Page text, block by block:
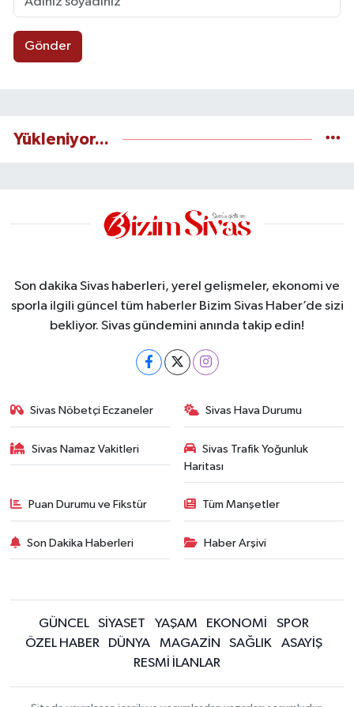
Gönder
Yükleniyor...
Son dakika Sivas haberleri, yerel gelişmeler, ekonomi ve
sporla ilgili güncel tüm haberler Bizim Sivas Haber’de sizi
bekliyor. Sivas gündemini anında takip edin!
Sivas Nöbetçi Eczaneler Sivas Hava Durumu
Sivas Namaz Vakitleri
Sivas Trafik Yoğunluk
Haritası
Puan Durumu ve Fikstür Tüm Manşetler
Son Dakika Haberleri Haber Arşivi
GÜNCEL SİYASET YAŞAM EKONOMİ
SPOR
ÖZEL HABER
DÜNYA MAGAZİN SAĞLIK
ASAYİŞ
RESMİ İLANLAR